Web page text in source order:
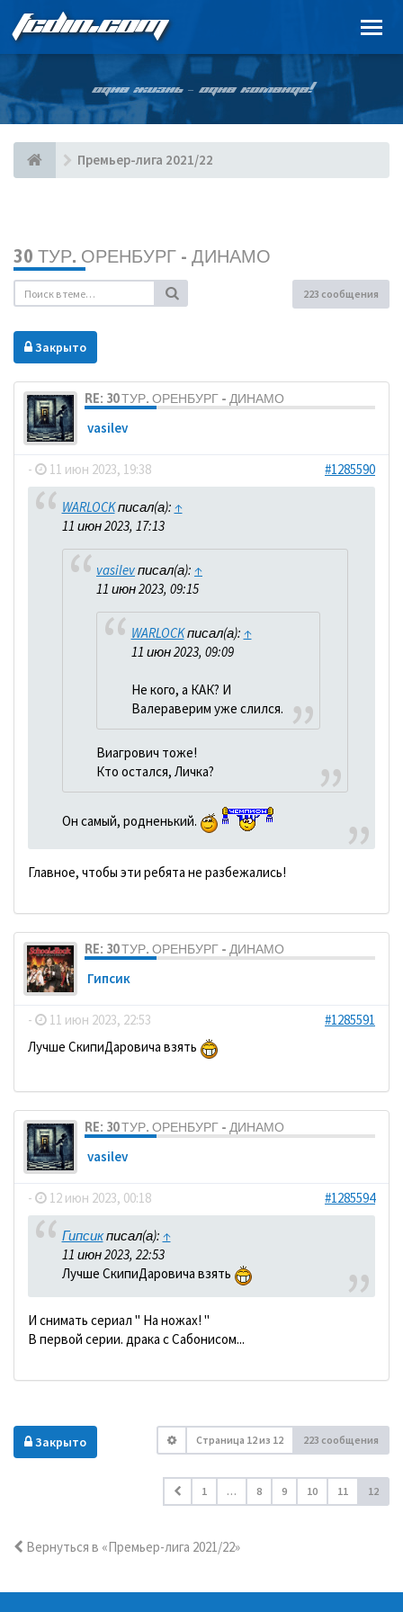
FCDIN.COM
ОДНА ЖИЗНЬ – ОДНА КОМАНДА!
Премьер-лига 2021/22
30 ТУР. ОРЕНБУРГ - ДИНАМО
223 сообщения
Закрыто
RE: 30 ТУР. ОРЕНБУРГ - ДИНАМО
vasilev
- 11 июн 2023, 19:38 #1285590
WARLOCKписал(а): ↑
11 июн 2023, 17:13
vasilevписал(а): ↑
11 июн 2023, 09:15
WARLOCKписал(а): ↑
11 июн 2023, 09:09
Не кого, а КАК? И
Валераверим уже слился.
Виагрович тоже!
Кто остался, Личка?
Он самый, родненький.
Главное, чтобы эти ребята не разбежались!
RE: 30 ТУР. ОРЕНБУРГ - ДИНАМО
Гипсик
- 11 июн 2023, 22:53
#1285591
Лучше СкипиДаровича взять
RE: 30 ТУР. ОРЕНБУРГ - ДИНАМО
vasilev
- 12 июн 2023, 00:18 #1285594
Гипсикписал(а): ↑
11 июн 2023, 22:53
Лучше СкипиДаровича взять
И снимать сериал " На ножах! "
В первой серии. драка с Сабонисом...
Закрыто Страница 12из 12 223 сообщения
1 … 8 9 10 11 12
Вернуться в «Премьер-лига 2021/22»